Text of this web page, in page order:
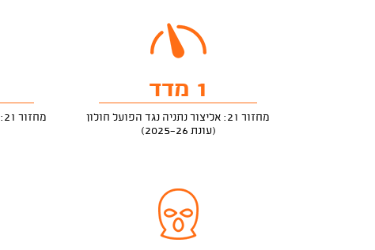
1 מדד
מחזור 21: אליצור נתניה נגד הפועל חולון
(עונת 2025-26)
מחזור 21: אליצור נתניה נגד הפועל חולון